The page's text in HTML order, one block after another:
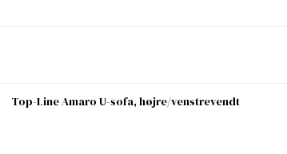
Top-Line Amaro U-sofa, højre/venstrevendt